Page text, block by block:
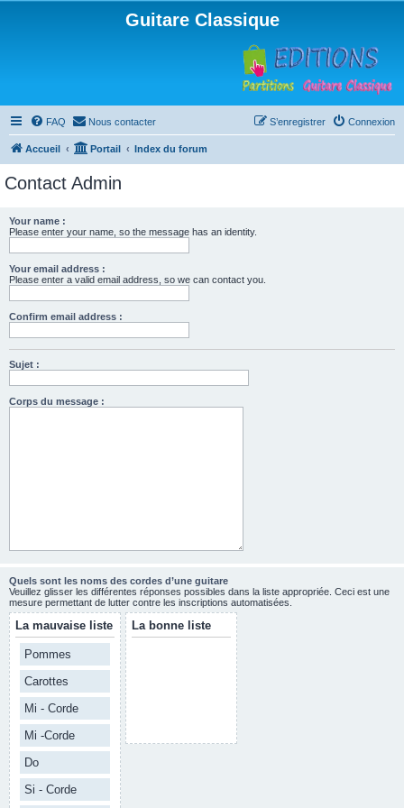
Guitare Classique
FAQ Nous contacter Connexion
S’enregistrer
Accueil Portail Index du forum
Contact Admin
Your name :
Please enter your name, so the message has an identity.
Your email address :
Please enter a valid email address, so we can contact you.
Confirm email address :
Sujet :
Corps du message :
Quels sont les noms des cordes d’une guitare
Veuillez glisser les différentes réponses possibles dans la liste appropriée. Ceci est une
mesure permettant de lutter contre les inscriptions automatisées.
La mauvaise liste
Pommes
Carottes
Mi - Corde
Mi -Corde
Do
Si - Corde
La bonne liste